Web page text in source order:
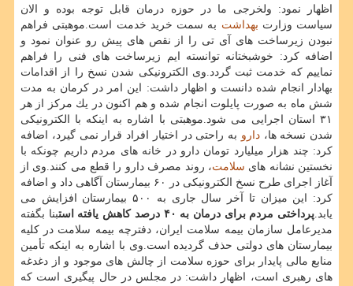
اظهار نمود: ولخرجی ما در حوزه درمان قابل توجه بوده و الان
سیاست وزارت بهداشت به سمت خرید خدمت است.موهبتی فراهم
نبودن زیرساخت های آی تی را از نقص های پیش رو عنوان نمود و
اضافه كرد: خوشبختانه توانسته ایم زیرساخت های فنی را فراهم
نماییم كه خدمت ثبت گردد.وی الكترونیكی شدن نسخ را از اقدامات
بهادار انجام شده دانست و اظهار داشت: این امر در كرمان به مدت
شش ماه به صورت پایلوت انجام شده و هم اكنون در یك مركز از هر
۳۱ استان اجرایی می شود.موهبتی با اشاره به اینكه با الكترونیكی
شدن نسخه ها،دارو به راحتی در اختیار افراد قرار نمی گیرد، اضافه
كرد: چند هزار میلیارد تومان دارو در خانه های مردم داریم چونكه با
نخستین نشانه های سلامت، روند مصرف دارو را قطع می كنند.وی از
آغاز اجرای طرح نسخ الكترونیكی در ۶۰ بیمارستان آگاهی داد و اضافه
كرد: این میزان تا آخر سال جاری به ۵۰۰ بیمارستان افزایش می
یابد.پرداختی مردم برای درمان به ۴۰ درصد كاهش یافته است
بنا بگفته
مدیرعامل سازمان بیمه سلامت ایران، دفترچه بیمه سلامت در كلیه
بیمارستان های دولتی حذف گردیده است.وی با اشاره به اینكه تأمین
منابع مالی پایدار برای حوزه سلامت از چالش های موجود و از دغدغه
های رهبری است، اظهار داشت: در مجلس در حال پیگیری است كه